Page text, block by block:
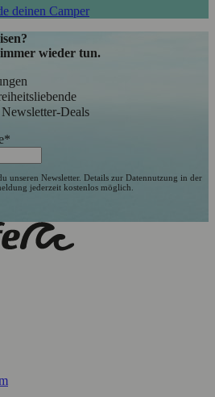
deinen Camper
wieder tun.
Deals
*
unseren Newsletter. Details zur Datennutzung in der
jederzeit kostenlos möglich.